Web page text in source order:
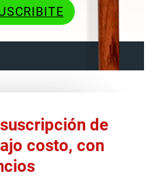
de
costo, con